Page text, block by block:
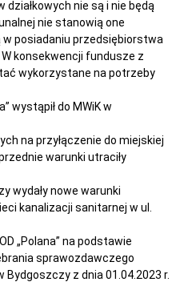
nie są i nie będą
nie stanowią one
posiadaniu przedsiębiorstwa
konsekwencji fundusze z
wykorzystane na potrzeby
wystąpił do MWiK w
na przyłączenie do miejskiej
warunki utraciły
wydały nowe warunki
kanalizacji sanitarnej w ul.
„Polana” na podstawie
sprawozdawczego
Bydgoszczy z dnia 01.04.2023 r.